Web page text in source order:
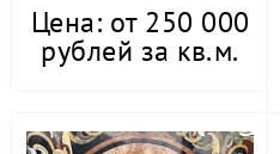
Цена: от 250 000
рублей за кв.м.